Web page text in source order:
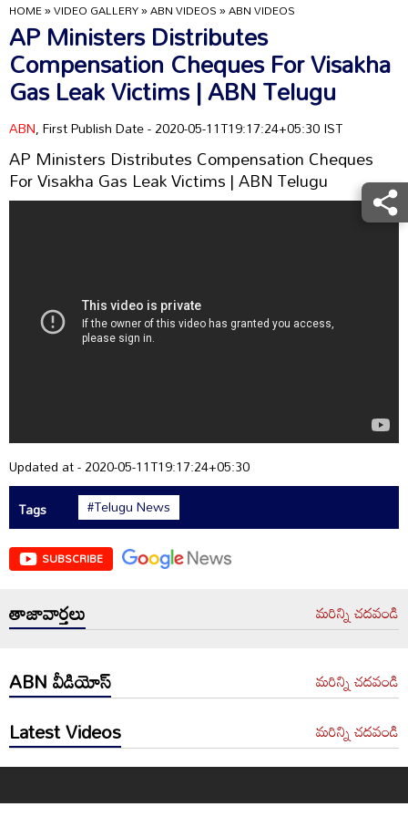
HOME»VIDEO GALLERY»ABN VIDEOS»ABN VIDEOS
AP Ministers Distributes
Compensation Cheques For Visakha
Gas Leak Victims | ABN Telugu
ABN, First Publish Date - 2020-05-11T19:17:24+05:30 IST
AP Ministers Distributes Compensation Cheques
For Visakha Gas Leak Victims | ABN Telugu
Updated at - 2020-05-11T19:17:24+05:30
Tags
#Telugu News
SUBSCRIBE
తాజావార్తలు మరిన్ని చదవండి
ABN వీడియోస్ మరిన్ని చదవండి
Latest Videos మరిన్ని చదవండి